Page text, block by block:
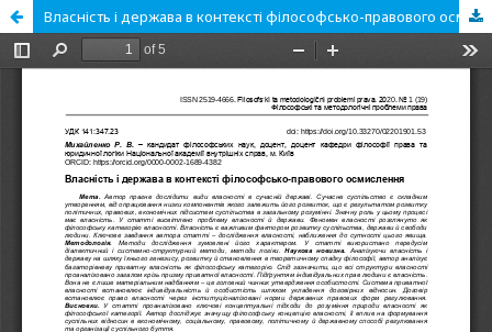
Власність і держава в контексті філософсько-правового осмислення